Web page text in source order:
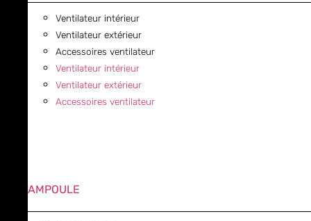
Ventilateur intérieur
Ventilateur extérieur
Accessoires ventilateur
Ventilateur intérieur
Ventilateur extérieur
Accessoires ventilateur
AMPOULE